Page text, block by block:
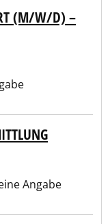
(M/W/D) –
Angabe